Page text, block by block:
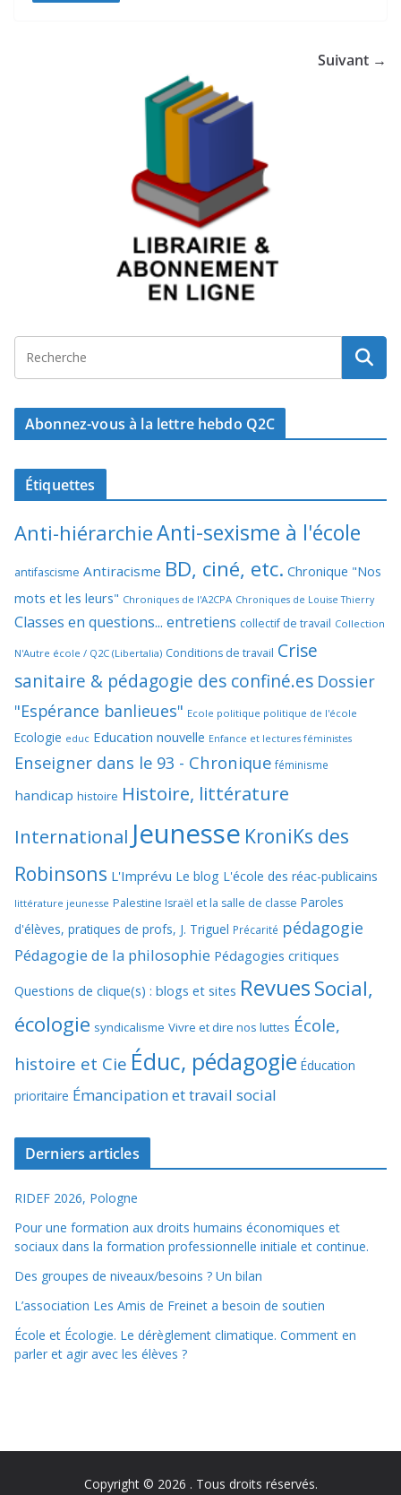
Suivant →
Abonnez-vous à la lettre hebdo Q2C
Étiquettes
Anti-hiérarchieAnti-sexisme à l'école
antifascisme Antiracisme BD, ciné, etc. Chronique "Nos
mots et les leurs" Chroniques de l'A2CPA Chroniques de Louise Thierry
Classes en questions... entretiens collectif de travail Collection
N'Autre école / Q2C (Libertalia) Conditions de travail Crise
sanitaire & pédagogie des confiné.es Dossier
"Espérance banlieues" Ecole politique politique de l'école
Ecologie educ Education nouvelle Enfance et lectures féministes
Enseigner dans le 93 - Chronique féminisme
handicap histoire Histoire, littérature
International Jeunesse KroniKs des
Robinsons L'Imprévu Le blog L'école des réac-publicains
littérature jeunesse Palestine Israël et la salle de classe Paroles
d'élèves, pratiques de profs, J. Triguel Précarité pédagogie
Pédagogie de la philosophie Pédagogies critiques
Questions de clique(s) : blogs et sites RevuesSocial,
écologie syndicalisme Vivre et dire nos luttes École,
histoire et Cie Éduc, pédagogie Éducation
prioritaire Émancipation et travail social
Derniers articles
RIDEF 2026, Pologne
Pour une formation aux droits humains économiques et
sociaux dans la formation professionnelle initiale et continue.
Des groupes de niveaux/besoins ? Un bilan
L’association Les Amis de Freinet a besoin de soutien
École et Écologie. Le dérèglement climatique. Comment en
parler et agir avec les élèves ?
Copyright © 2026 . Tous droits réservés.